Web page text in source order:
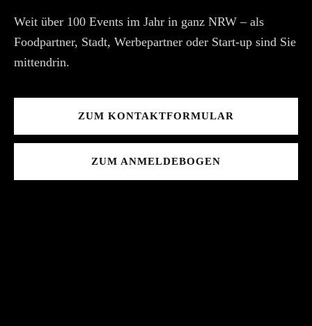
Weit über 100 Events im Jahr in ganz NRW – als
Foodpartner, Stadt, Werbepartner oder Start-up sind Sie
mittendrin.
ZUM KONTAKTFORMULAR
ZUM ANMELDEBOGEN